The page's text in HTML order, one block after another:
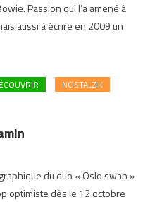
Passion qui l’a amené à
aussi à écrire en 2009 un
NOSTALZIK
du duo « Oslo swan »
optimiste dès le 12 octobre